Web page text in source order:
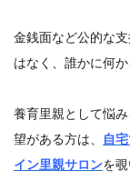
金銭面など公的な
はなく、誰かに何
養育里親として悩
望がある方は、
自
イン里親サロンを